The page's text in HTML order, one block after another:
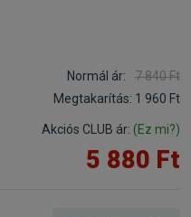
Normál ár:
7 840 Ft
Megtakarítás: 1 960 Ft
Akciós CLUB ár: (Ez mi?)
5 880 Ft